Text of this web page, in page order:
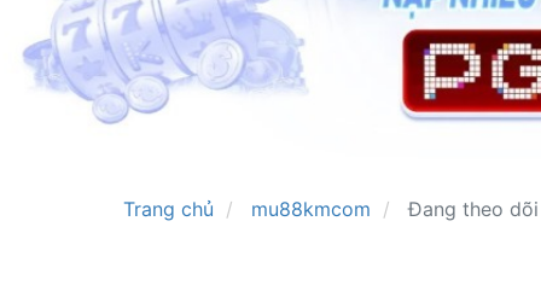
Trang chủ mu88kmcom Đang theo dõi